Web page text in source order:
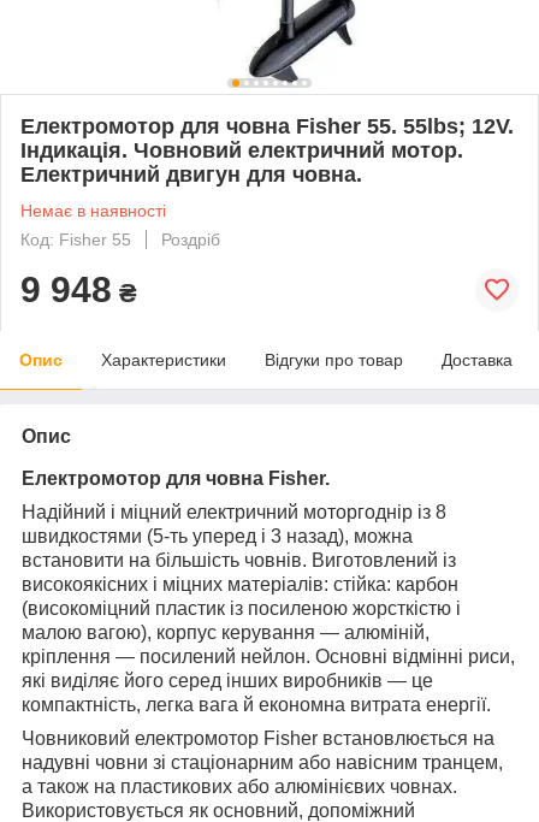
Електромотор для човна Fisher 55. 55lbs; 12V.
Індикація. Човновий електричний мотор.
Електричний двигун для човна.
Немає в наявності
Код: Fisher 55
Роздріб
9 948 ₴
Опис Характеристики Відгуки про товар Доставка
Опис
Електромотор для човна Fisher.
Надійний і міцний електричний моторгоднір із 8
швидкостями (5-ть уперед і 3 назад), можна
встановити на більшість човнів. Виготовлений із
високоякісних і міцних матеріалів: стійка: карбон
(високоміцний пластик із посиленою жорсткістю і
малою вагою), корпус керування — алюміній,
кріплення — посилений нейлон. Основні відмінні риси,
які виділяє його серед інших виробників — це
компактність, легка вага й економна витрата енергії.
Човниковий електромотор Fisher встановлюється на
надувні човни зі стаціонарним або навісним транцем,
а також на пластикових або алюмінієвих човнах.
Використовується як основний, допоміжний